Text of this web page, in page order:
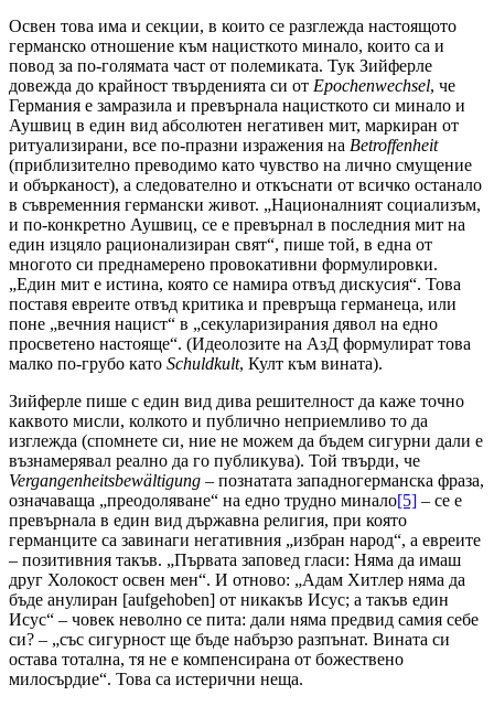
Освен това има и секции, в които се разглежда настоящото
германско отношение към нацисткото минало, които са и
повод за по-голямата част от полемиката. Тук Зийферле
довежда до крайност твърденията си от Epochenwechsel, че
Германия е замразила и превърнала нацисткото си минало и
Аушвиц в един вид абсолютен негативен мит, маркиран от
ритуализирани, все по-празни изражения на Betroffenheit
(приблизително преводимо като чувство на лично смущение
и обърканост), а следователно и откъснати от всичко останало
в съвременния германски живот. „Националният социализъм,
и по-конкретно Аушвиц, се е превърнал в последния мит на
един изцяло рационализиран свят“, пише той, в една от
многото си преднамерено провокативни формулировки.
„Един мит е истина, която се намира отвъд дискусия“. Това
поставя евреите отвъд критика и превръща германеца, или
поне „вечния нацист“ в „секуларизирания дявол на едно
просветено настояще“. (Идеолозите на АзД формулират това
малко по-грубо като Schuldkult, Култ към вината).
Зийферле пише с един вид дива решителност да каже точно
каквото мисли, колкото и публично неприемливо то да
изглежда (спомнете си, ние не можем да бъдем сигурни дали е
възнамерявал реално да го публикува). Той твърди, че
Vergangenheitsbewältigung – познатата западногерманска фраза,
означаваща „преодоляване“ на едно трудно минало[5] – се е
превърнала в един вид държавна религия, при която
германците са завинаги негативния „избран народ“, а евреите
– позитивния такъв. „Първата заповед гласи: Няма да имаш
друг Холокост освен мен“. И отново: „Адам Хитлер няма да
бъде анулиран [aufgehoben] от никакъв Исус; а такъв един
Исус“ – човек неволно се пита: дали няма предвид самия себе
си? – „със сигурност ще бъде набързо разпънат. Вината си
остава тотална, тя не е компенсирана от божествено
милосърдие“. Това са истерични неща.